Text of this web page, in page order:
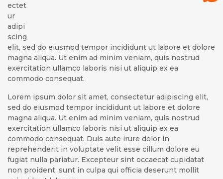
ectet
ur
adipi
scing
elit, sed do eiusmod tempor incididunt ut labore et dolore
magna aliqua. Ut enim ad minim veniam, quis nostrud
exercitation ullamco laboris nisi ut aliquip ex ea
commodo consequat.
Lorem ipsum dolor sit amet, consectetur adipiscing elit,
sed do eiusmod tempor incididunt ut labore et dolore
magna aliqua. Ut enim ad minim veniam, quis nostrud
exercitation ullamco laboris nisi ut aliquip ex ea
commodo consequat. Duis aute irure dolor in
reprehenderit in voluptate velit esse cillum dolore eu
fugiat nulla pariatur. Excepteur sint occaecat cupidatat
non proident, sunt in culpa qui officia deserunt mollit